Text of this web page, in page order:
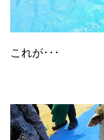
これが･･･